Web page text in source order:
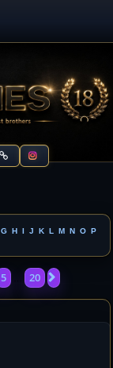
G H I J K L M N O P
5 20